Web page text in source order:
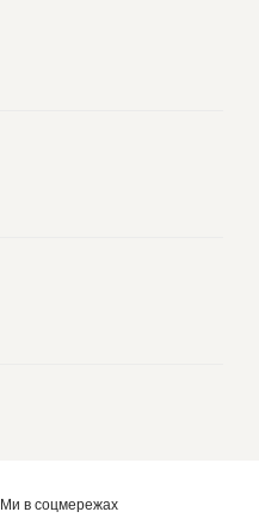
Ми в соцмережах